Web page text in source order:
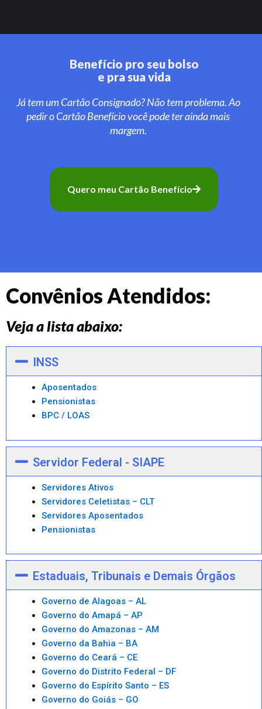
Benefício pro seu bolso
e pra sua vida
Já tem um Cartão Consignado? Não tem problema. Ao
pedir o Cartão Benefício você pode ter ainda mais
margem.
Quero meu Cartão Benefício
Convênios Atendidos:
Veja a lista abaixo:
INSS
Aposentados
Pensionistas
BPC / LOAS
Servidor Federal - SIAPE
Servidores Ativos
Servidores Celetistas – CLT
Servidores Aposentados
Pensionistas
Estaduais, Tribunais e Demais Órgãos
Governo de Alagoas – AL
Governo do Amapá – AP
Governo do Amazonas – AM
Governo da Bahia – BA
Governo do Ceará – CE
Governo do Distrito Federal – DF
Governo do Espírito Santo – ES
Governo do Goiás – GO